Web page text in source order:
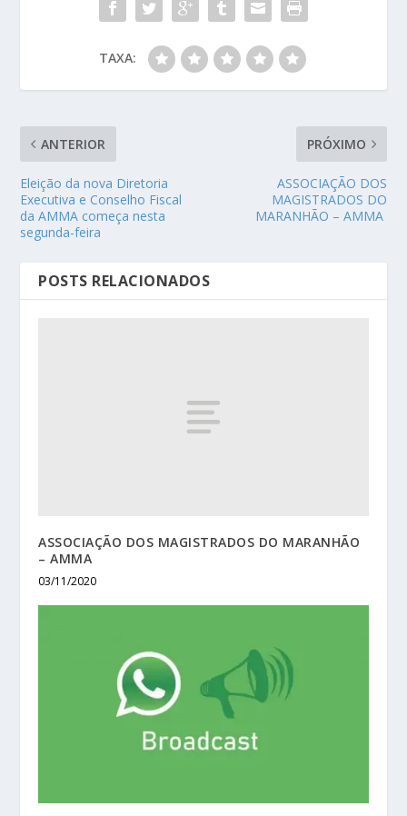
TAXA:
ANTERIOR
Eleição da nova Diretoria
Executiva e Conselho Fiscal
da AMMA começa nesta
segunda-feira
PRÓXIMO
ASSOCIAÇÃO DOS
MAGISTRADOS DO
MARANHÃO – AMMA
POSTS RELACIONADOS
ASSOCIAÇÃO DOS MAGISTRADOS DO MARANHÃO
– AMMA
03/11/2020